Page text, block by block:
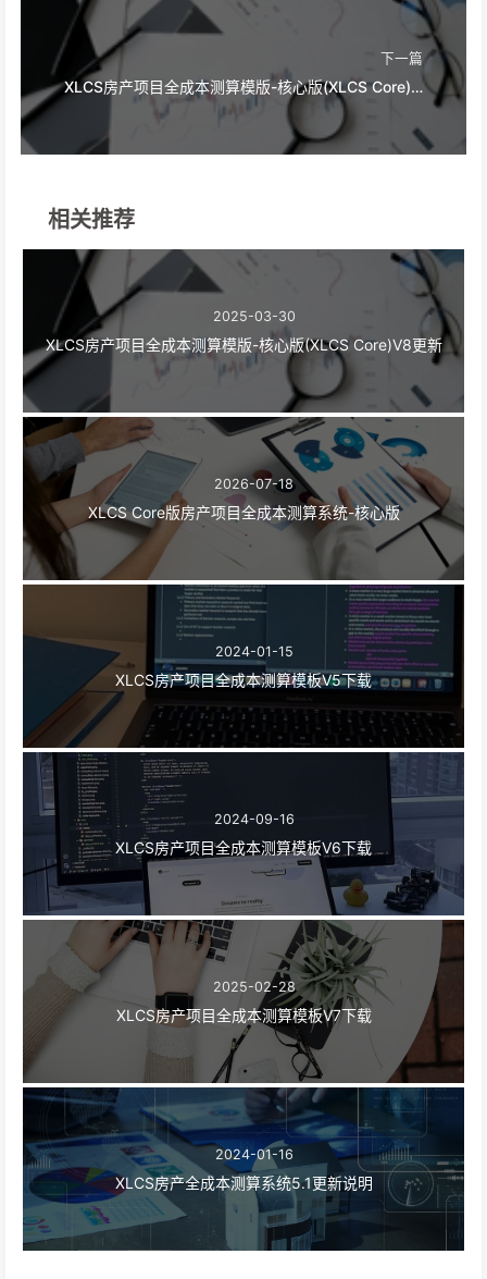
下一篇
XLCS房产项目全成本测算模版-核心版(XLCS Core)V8更新
相关推荐
2025-03-30
XLCS房产项目全成本测算模版-核心版(XLCS Core)V8更新
2026-07-18
XLCS Core版房产项目全成本测算系统-核心版
2024-01-15
XLCS房产项目全成本测算模板V5下载
2024-09-16
XLCS房产项目全成本测算模板V6下载
2025-02-28
XLCS房产项目全成本测算模板V7下载
2024-01-16
XLCS房产全成本测算系统5.1更新说明